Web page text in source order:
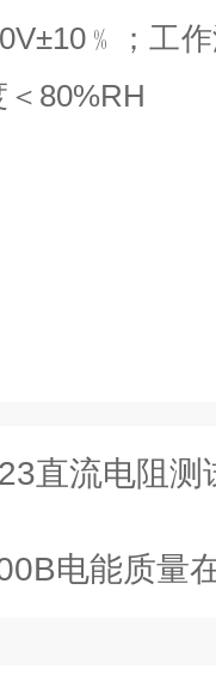
；工
80%RH
直流电阻测
电能质量